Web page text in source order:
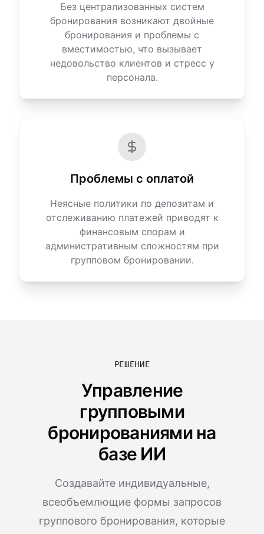
Без централизованных систем
бронирования возникают двойные
бронирования и проблемы с
вместимостью, что вызывает
недовольство клиентов и стресс у
персонала.
Проблемы с оплатой
Неясные политики по депозитам и
отслеживанию платежей приводят к
финансовым спорам и
административным сложностям при
групповом бронировании.
РЕШЕНИЕ
Управление
групповыми
бронированиями на
базе ИИ
Создавайте индивидуальные,
всеобъемлющие формы запросов
группового бронирования, которые